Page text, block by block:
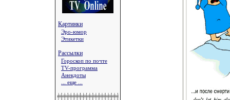
Картинки
Эро-юмор
Этикетки
Рассылки
Гороскоп по почте
TV-программа
Анекдоты
... еще ...